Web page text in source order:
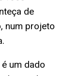
de
num projeto
um dado